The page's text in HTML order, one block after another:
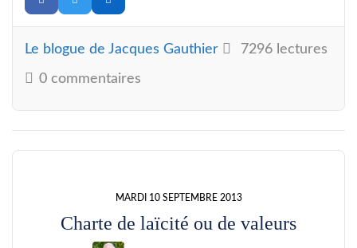
Le blogue de Jacques Gauthier 7296 lectures
0 commentaires
MARDI 10 SEPTEMBRE 2013
Charte de laïcité ou de valeurs